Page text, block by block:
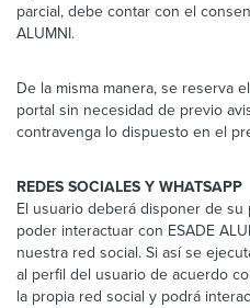
parcial, debe contar con el
ALUMNI.
De la misma manera, se reserva
portal sin necesidad de previo
contravenga lo dispuesto en el
REDES SOCIALES Y WHATSAPP
El usuario deberá disponer de
poder interactuar con ESADE
nuestra red social. Si así se
al perfil del usuario de acuerdo
la propia red social y podrá